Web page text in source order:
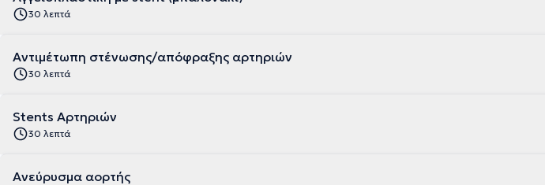
30 λεπτά
Αντιμέτωπη στένωσης/απόφραξης αρτηριών
30 λεπτά
Stents Αρτηριών
30 λεπτά
Ανεύρυσμα αορτής